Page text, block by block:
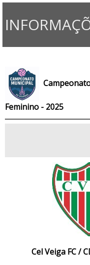
Feminino - 2025
Cel Veiga FC /